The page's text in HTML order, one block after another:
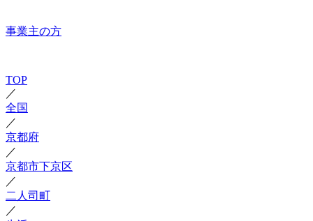
事業主の方
TOP
／
全国
／
京都府
／
京都市下京区
／
二人司町
／